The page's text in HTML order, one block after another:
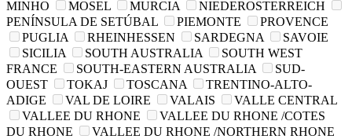
MINHO
MOSEL MURCIA
NIEDEROSTERREICH
PENÍNSULA DE SETÚBAL
PIEMONTE
PROVENCE
PUGLIA
RHEINHESSEN SARDEGNA
SAVOIE
SICILIA
SOUTH AUSTRALIA
SOUTH WEST
FRANCE
SOUTH-EASTERN AUSTRALIA
SUD-
OUEST
TOKAJ TOSCANA
TRENTINO-ALTO-
ADIGE
VAL DE LOIRE VALAIS
VALLE CENTRAL
VALLEE DU RHONE
VALLEE DU RHONE /COTES
DU RHONE
VALLEE DU RHONE /NORTHERN RHONE